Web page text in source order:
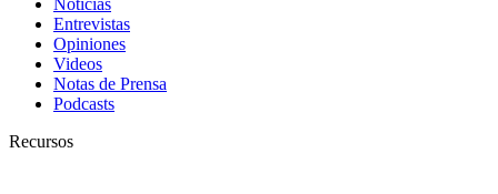
Noticias
Entrevistas
Opiniones
Videos
Notas de Prensa
Podcasts
Recursos